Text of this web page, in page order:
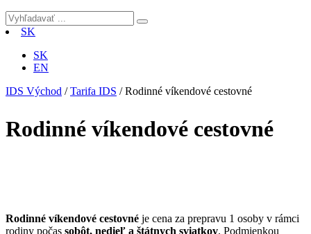
SK
SK
EN
IDS Východ /Tarifa IDS /Rodinné víkendové cestovné
Rodinné víkendové cestovné
Rodinné víkendové cestovné je cena za prepravu 1 osoby v rámci
rodiny počas sobôt, nedieľ a štátnych sviatkov. Podmienkou